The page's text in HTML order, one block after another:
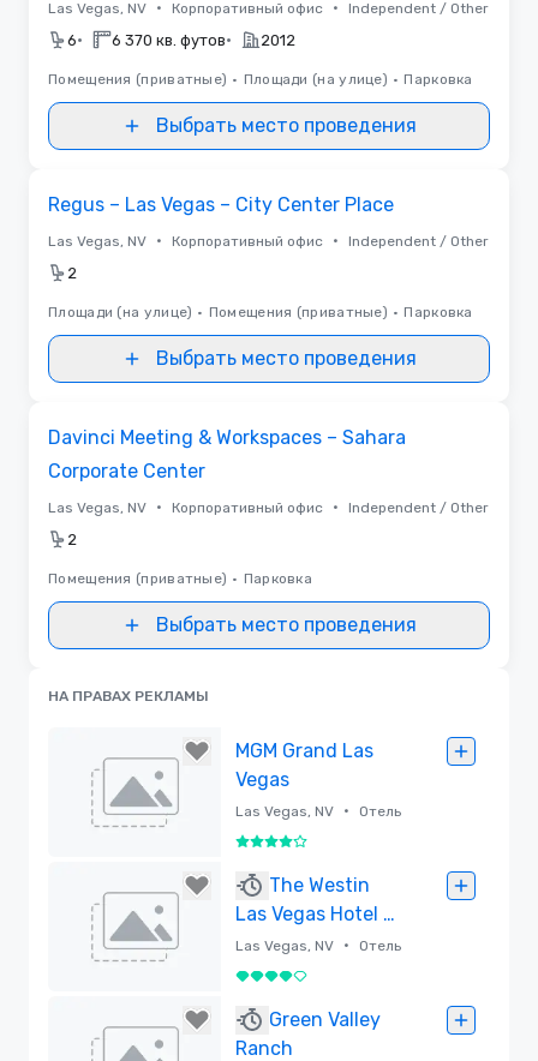
Las Vegas, NV • Корпоративный офис • Independent / Other
6• 6 370 кв. футов• 2012
Помещения (приватные) • Площади (на улице) • Парковка
Выбрать место проведения
Regus – Las Vegas – City Center Place
Las Vegas, NV • Корпоративный офис • Independent / Other
2
Площади (на улице) • Помещения (приватные) • Парковка
Выбрать место проведения
Davinci Meeting & Workspaces – Sahara
Corporate Center
Las Vegas, NV • Корпоративный офис • Independent / Other
2
Помещения (приватные) • Парковка
Выбрать место проведения
НА ПРАВАХ РЕКЛАМЫ
MGM Grand Las
Vegas
Las Vegas, NV • Отель
4 из 5
The Westin
Las Vegas Hotel &
Spa
Las Vegas, NV • Отель
4 из 5
Green Valley
Ranch